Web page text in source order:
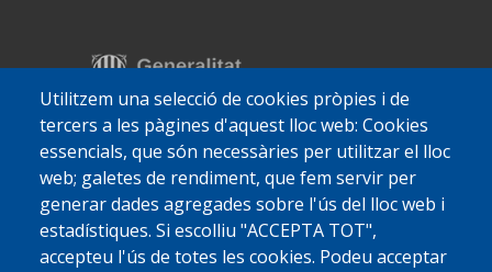
Utilitzem una selecció de cookies pròpies i de
tercers a les pàgines d'aquest lloc web: Cookies
essencials, que són necessàries per utilitzar el lloc
web; galetes de rendiment, que fem servir per
generar dades agregades sobre l'ús del lloc web i
estadístiques. Si escolliu "ACCEPTA TOT",
accepteu l'ús de totes les cookies. Podeu acceptar